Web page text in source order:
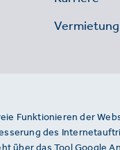
Vermietung
Funktionieren der
des
über das Tool Google